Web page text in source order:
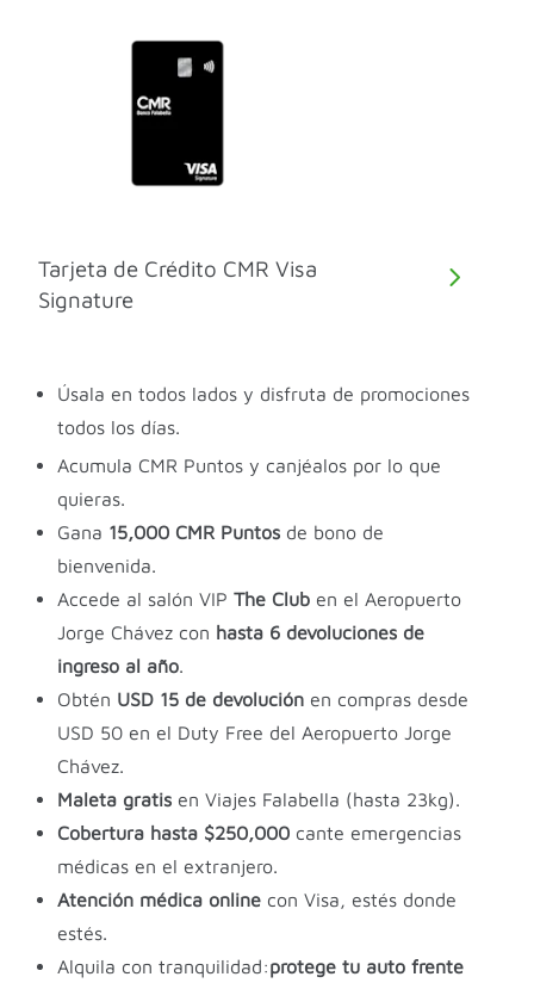
Tarjeta de Crédito CMR Visa
Signature
Úsala en todos lados y disfruta de promociones
todos los días.
Acumula CMR Puntos y canjéalos por lo que
quieras.
Gana 15,000 CMR Puntos de bono de
bienvenida.
Accede al salón VIP The Club en el Aeropuerto
Jorge Chávez con hasta 6 devoluciones de
ingreso al año.
Obtén USD 15 de devolución en compras desde
USD 50 en el Duty Free del Aeropuerto Jorge
Chávez.
Maleta gratis en Viajes Falabella (hasta 23kg).
Cobertura hasta $250,000 cante emergencias
médicas en el extranjero.
Atención médica online con Visa, estés donde
estés.
Alquila con tranquilidad:protege tu auto frente